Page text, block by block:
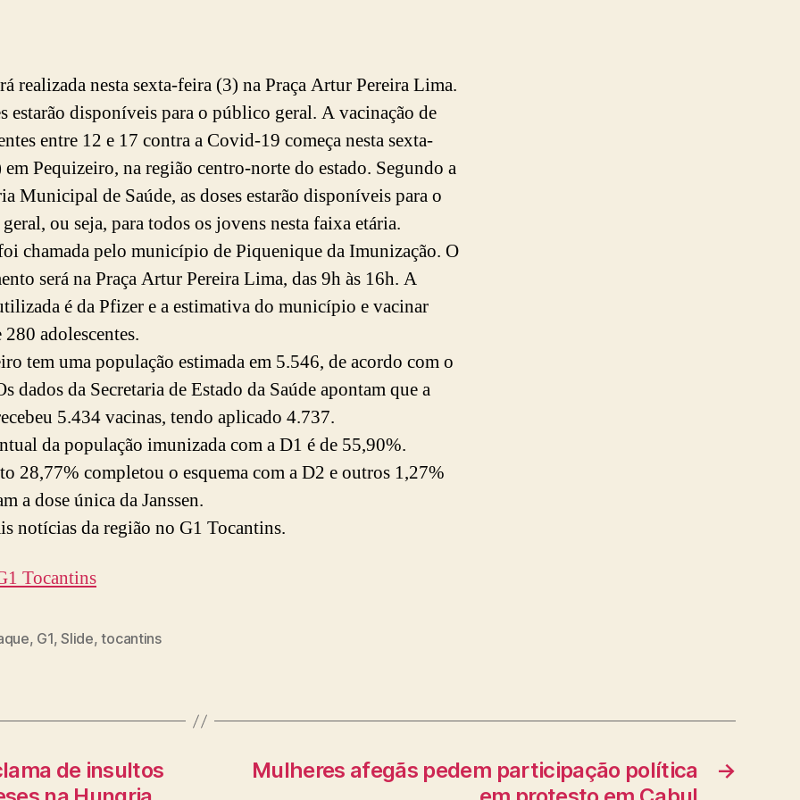
realizada nesta sexta-feira (3) na Praça Artur Pereira Lima.
estarão disponíveis para o público geral. A vacinação de
entre 12 e 17 contra a Covid-19 começa nesta sexta-
Pequizeiro, na região centro-norte do estado. Segundo a
Municipal de Saúde, as doses estarão disponíveis para o
ou seja, para todos os jovens nesta faixa etária.
chamada pelo município de Piquenique da Imunização. O
será na Praça Artur Pereira Lima, das 9h às 16h. A
é da Pfizer e a estimativa do município e vacinar
280 adolescentes.
tem uma população estimada em 5.546, de acordo com o
dados da Secretaria de Estado da Saúde apontam que a
5.434 vacinas, tendo aplicado 4.737.
da população imunizada com a D1 é de 55,90%.
28,77% completou o esquema com a D2 e outros 1,27%
a dose única da Janssen.
notícias da região no G1 Tocantins.
Tocantins
, G1,Slide,tocantins
de insultos
→
Mulheres afegãs pedem participação política